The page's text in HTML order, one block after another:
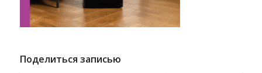
Поделиться записью